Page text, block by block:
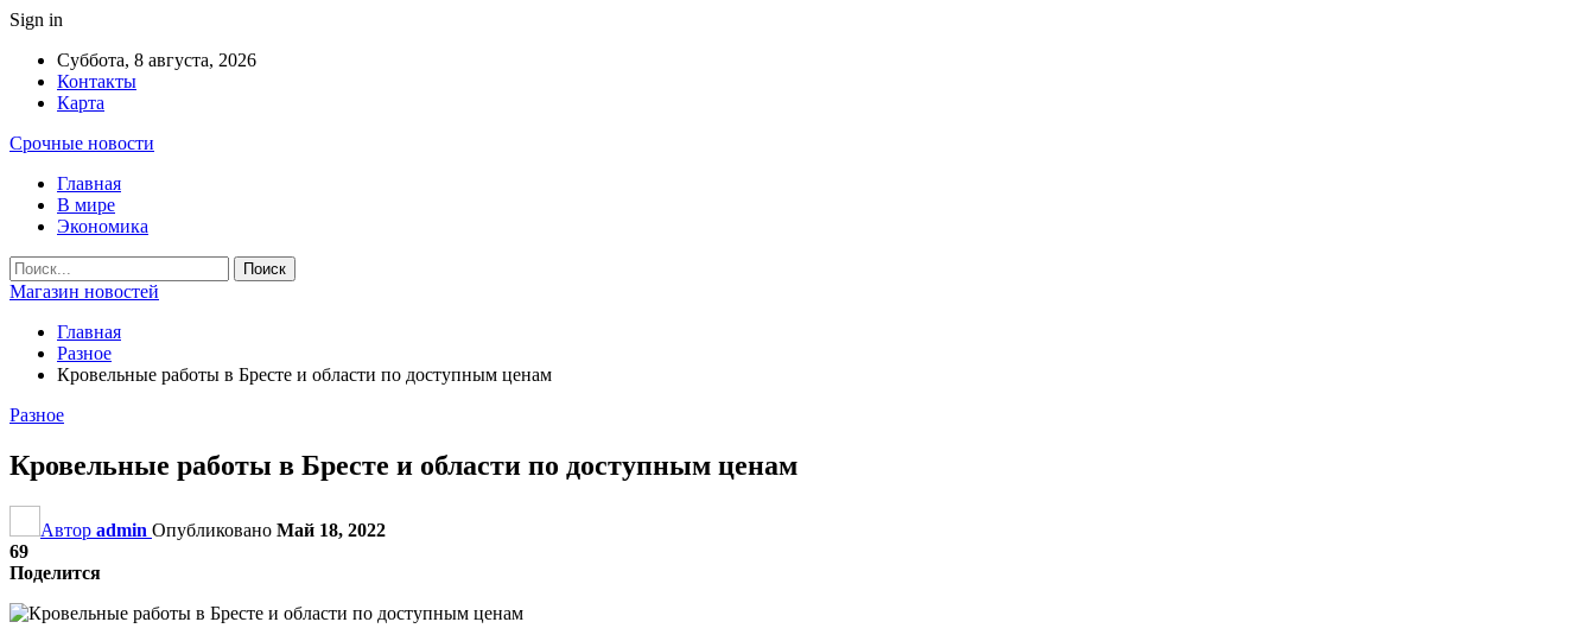
Sign in
Суббота, 8 августа, 2026
Контакты
Карта
Срочные новости
Главная
В мире
Экономика
Магазин новостей
Главная
Разное
Кровельные работы в Бресте и области по доступным ценам
Разное
Кровельные работы в Бресте и области по доступным ценам
Автор admin Опубликовано Май 18, 2022
69
Поделится